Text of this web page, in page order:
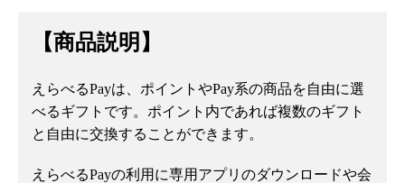
【商品説明】
えらべるPayは、ポイントやPay系の商品を自由に選
べるギフトです。ポイント内であれば複数のギフト
と自由に交換することができます。
えらべるPayの利用に専用アプリのダウンロードや会